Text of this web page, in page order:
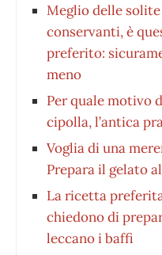
Meglio delle
conservanti, è
preferito:
meno
Per quale motivo
cipolla, l’antica
Voglia di una
Prepara il gelato
La ricetta
chiedono di
leccano i baffi